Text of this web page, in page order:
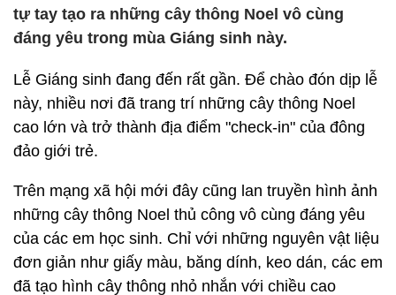
tự tay tạo ra những cây thông Noel vô cùng
đáng yêu trong mùa Giáng sinh này.
Lễ Giáng sinh đang đến rất gần. Để chào đón dịp lễ
này, nhiều nơi đã trang trí những cây thông Noel
cao lớn và trở thành địa điểm "check-in" của đông
đảo giới trẻ.
Trên mạng xã hội mới đây cũng lan truyền hình ảnh
những cây thông Noel thủ công vô cùng đáng yêu
của các em học sinh. Chỉ với những nguyên vật liệu
đơn giản như giấy màu, băng dính, keo dán, các em
đã tạo hình cây thông nhỏ nhắn với chiều cao